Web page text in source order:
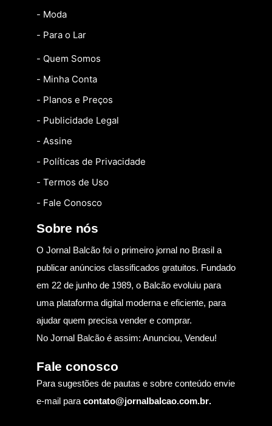
- Moda
- Para o Lar
- Quem Somos
- Minha Conta
- Planos e Preços
- Publicidade Legal
- Assine
- Políticas de Privacidade
- Termos de Uso
- Fale Conosco
Sobre nós
O Jornal Balcão foi o primeiro jornal no Brasil a
publicar anúncios classificados gratuitos. Fundado
em 22 de junho de 1989, o Balcão evoluiu para
uma plataforma digital moderna e eficiente, para
ajudar quem precisa vender e comprar.
No Jornal Balcão é assim: Anunciou, Vendeu!
Fale conosco
Para sugestões de pautas e sobre conteúdo envie
e-mail para contato@jornalbalcao.com.br.